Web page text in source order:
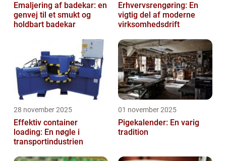
Emaljering af badekar: en
genvej til et smukt og
holdbart badekar
Erhvervsrengøring: En
vigtig del af moderne
virksomhedsdrift
28 november 2025
Effektiv container
loading: En nøgle i
transportindustrien
01 november 2025
Pigekalender: En varig
tradition